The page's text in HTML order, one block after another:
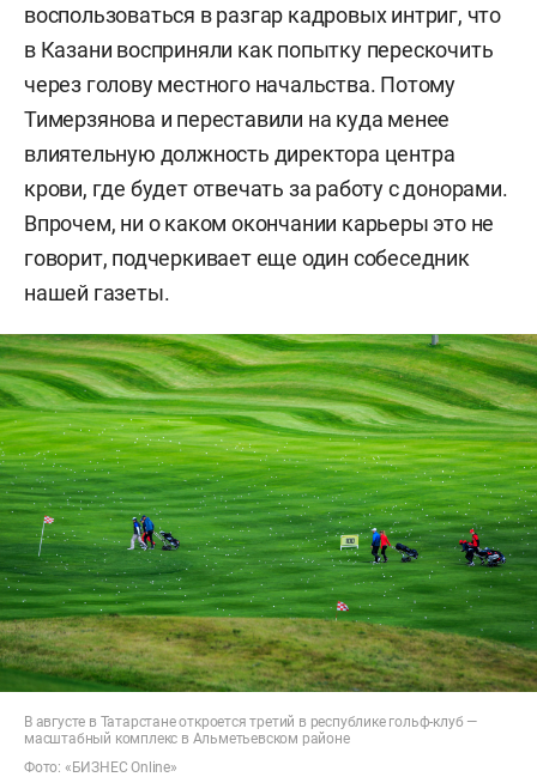
воспользоваться в разгар кадровых интриг, что
в Казани восприняли как попытку перескочить
через голову местного начальства. Потому
Тимерзянова и переставили на куда менее
влиятельную должность директора центра
крови, где будет отвечать за работу с донорами.
Впрочем, ни о каком окончании карьеры это не
говорит, подчеркивает еще один собеседник
нашей газеты.
В августе в Татарстане откроется третий в республике гольф-клуб —
масштабный комплекс в Альметьевском районе
Фото: «БИЗНЕС Online»